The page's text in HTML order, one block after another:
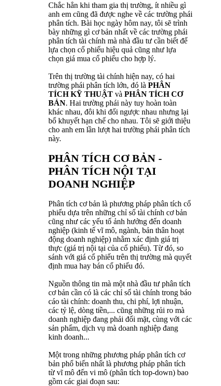
Chắc hẳn khi tham gia thị trường, ít nhiều gì
anh em cũng đã được nghe về các trường phái
phân tích. Bài học ngày hôm nay, tôi sẽ trình
bày những gì cơ bản nhất về các trường phái
phân tích tài chính mà nhà đầu tư cần biết để
lựa chọn cổ phiếu hiệu quả cũng như lựa
chọn giá mua cổ phiếu cho hợp lý.
Trên thị trường tài chính hiện nay, có hai
trường phái phân tích lớn, đó là PHÂN
TÍCH KỸ THUẬT và PHÂN TÍCH CƠ
BẢN. Hai trường phái này tuy hoàn toàn
khác nhau, đôi khi đối ngược nhau nhưng lại
bổ khuyết hạn chế cho nhau. Tôi sẽ giới thiệu
cho anh em lần lượt hai trường phái phân tích
này.
PHÂN TÍCH CƠ BẢN -
PHÂN TÍCH NỘI TẠI
DOANH NGHIỆP
Phân tích cơ bản là phương pháp phân tích cổ
phiếu dựa trên những chỉ số tài chính cơ bản
cũng như các yếu tố ảnh hưởng đến doanh
nghiệp (kinh tế vĩ mô, ngành, bản thân hoạt
động doanh nghiệp) nhằm xác định giá trị
thực (giá trị nội tại của cổ phiếu). Từ đó, so
sánh với giá cổ phiếu trên thị trường mà quyết
định mua hay bán cổ phiếu đó.
Nguồn thông tin mà một nhà đầu tư phân tích
cơ bản cần có là các chỉ số tài chính trong báo
cáo tài chính: doanh thu, chi phí, lợi nhuận,
các tỷ lệ, dòng tiền,... cũng những rủi ro mà
doanh nghiệp đang phải đối mặt, cùng với các
sản phẩm, dịch vụ mà doanh nghiệp đang
kinh doanh...
Một trong những phương pháp phân tích cơ
bản phổ biến nhất là phương pháp phân tích
từ vĩ mô đến vi mô (phân tích top-down) bao
gồm các giai đoạn sau: